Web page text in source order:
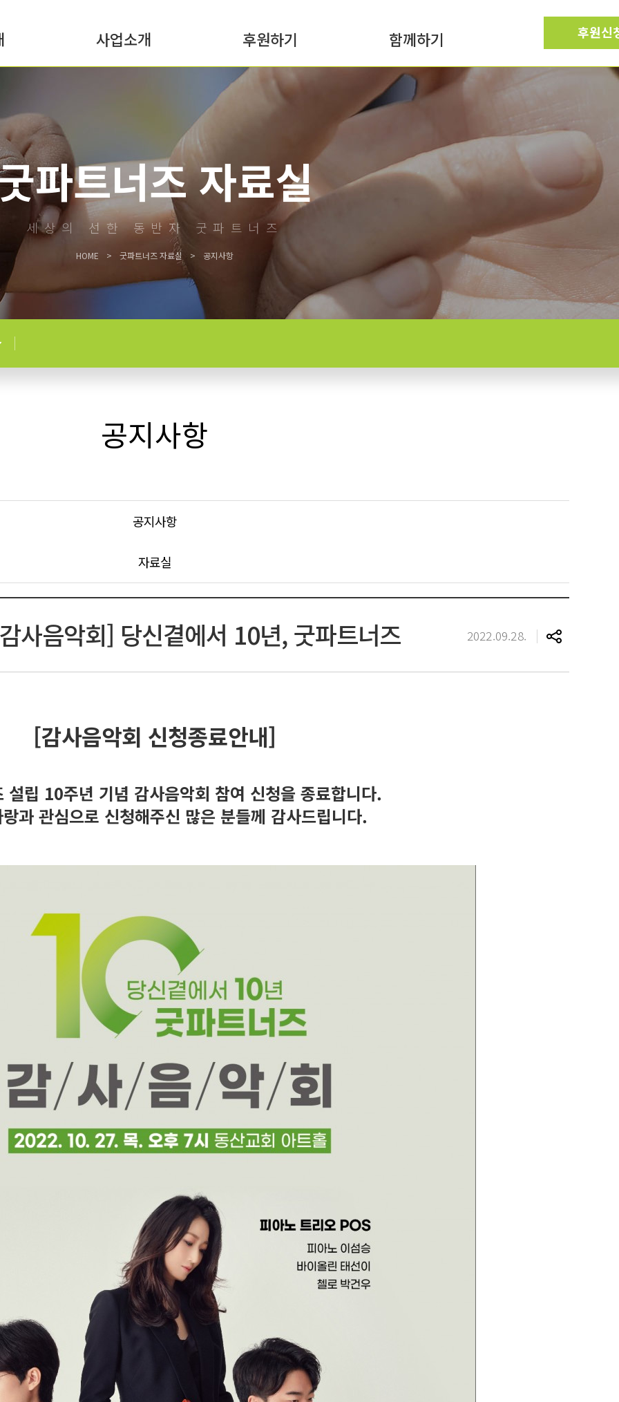
사업소개 후원하기 함께하기 후원신
파트너즈 자료실
세상의 선한 동반자 굿파트너즈
HOME 굿파트너즈 자료실 공지사항
공지사항
공지사항
자료실
사음악회] 당신곁에서 10년, 굿파트너즈 2022.09.28.
[감사음악회 신청종료안내]
설립 10주년 기념 감사음악회 참여 신청을 종료합니다.
과 관심으로 신청해주신 많은 분들께 감사드립니다.